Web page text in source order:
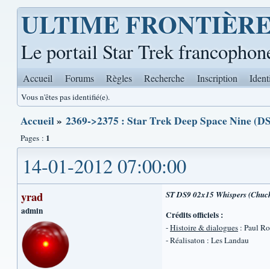
ULTIME
Le portail Star Trek
Accueil Forums Règles Recherche Inscription
Vous n'êtes pas identifié(e).
Accueil» 2369->2375 : Star Trek Deep Space Nine
Pages : 1
14-01-2012 07:00:00
yrad
admin
ST DS9 02x15 Whispers
Crédits officiels :
-Histoire & dialogues : Paul
- Réalisaton : Les Landau